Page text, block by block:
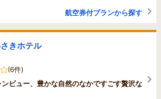
航空券付プランから探す
きホテル
(6件)
ビュー、豊かな自然のなかですごす贅沢な